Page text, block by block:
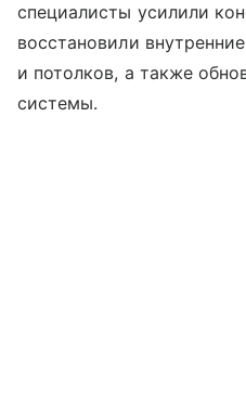
специалисты усилили
восстановили
и потолков, а также
системы.